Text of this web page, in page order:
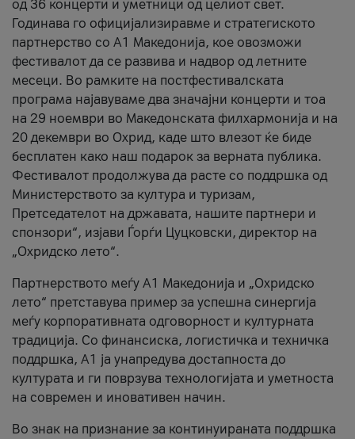
од 36 концерти и уметници од целиот свет.
Годинава го официјализиравме и стратегиското
партнерство со А1 Македонија, кое овозможи
фестивалот да се развива и надвор од летните
месеци. Во рамките на постфестивалската
програма најавуваме два значајни концерти и тоа
на 29 ноември во Македонската филхармонија и на
20 декември во Охрид, каде што влезот ќе биде
бесплатен како наш подарок за верната публика.
Фестивалот продолжува да расте со поддршка од
Министерството за култура и туризам,
Претседателот на државата, нашите партнери и
спонзори“, изјави Ѓорѓи Цуцковски, директор на
„Охридско лето“.
Партнерството меѓу A1 Македонија и „Охридско
лето“ претставува пример за успешна синергија
меѓу корпоративната одговорност и културната
традиција. Со финансиска, логистичка и техничка
поддршка, A1 ја унапредува достапноста до
културата и ги поврзува технологијата и уметноста
на современ и иновативен начин.
Во знак на признание за континуираната поддршка